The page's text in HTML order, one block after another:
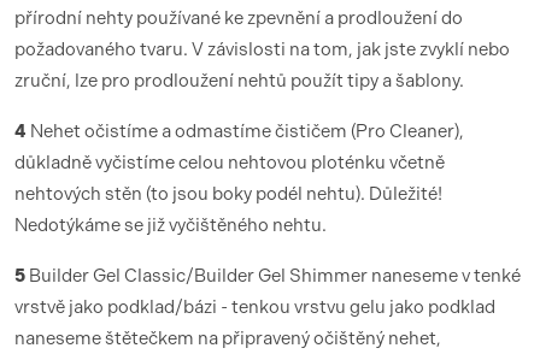
přírodní nehty používané ke zpevnění a prodloužení do
požadovaného tvaru. V závislosti na tom, jak jste zvyklí nebo
zruční, lze pro prodloužení nehtů použít tipy a šablony.
4 Nehet očistíme a odmastíme čističem (Pro Cleaner),
důkladně vyčistíme celou nehtovou ploténku včetně
nehtových stěn (to jsou boky podél nehtu). Důležité!
Nedotýkáme se již vyčištěného nehtu.
5 Builder Gel Classic/Builder Gel Shimmer naneseme v tenké
vrstvě jako podklad/bázi - tenkou vrstvu gelu jako podklad
naneseme štětečkem na připravený očištěný nehet,